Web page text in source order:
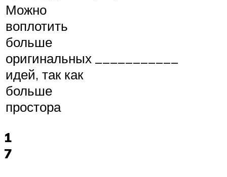
Можно
воплотить
больше
оригинальных
идей, так как
больше
простора
1
7